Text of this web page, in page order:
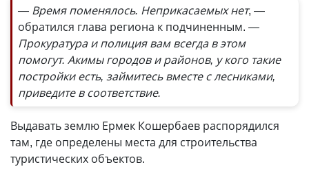
— Время поменялось. Неприкасаемых нет, —
обратился глава региона к подчиненным. —
Прокуратура и полиция вам всегда в этом
помогут. Акимы городов и районов, у кого такие
постройки есть, займитесь вместе с лесниками,
приведите в соответствие.
Выдавать землю Ермек Кошербаев распорядился
там, где определены места для строительства
туристических объектов.